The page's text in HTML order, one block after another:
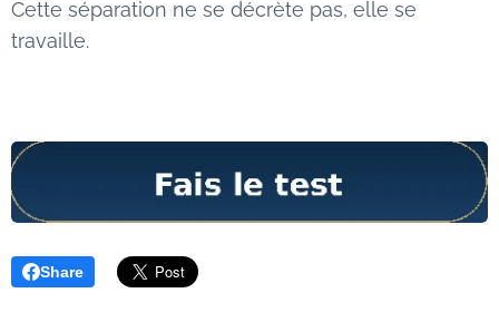
Cette séparation ne se décrète pas, elle se
travaille.
Share